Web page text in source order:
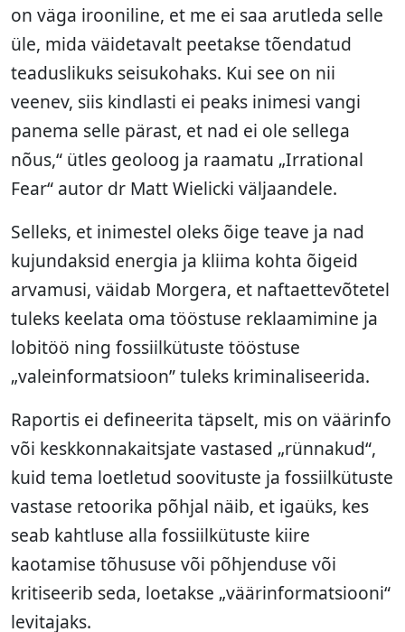
on väga irooniline, et me ei saa arutleda selle
üle, mida väidetavalt peetakse tõendatud
teaduslikuks seisukohaks. Kui see on nii
veenev, siis kindlasti ei peaks inimesi vangi
panema selle pärast, et nad ei ole sellega
nõus,“ ütles geoloog ja raamatu „Irrational
Fear“ autor dr Matt Wielicki väljaandele.
Selleks, et inimestel oleks õige teave ja nad
kujundaksid energia ja kliima kohta õigeid
arvamusi, väidab Morgera, et naftaettevõtetel
tuleks keelata oma tööstuse reklaamimine ja
lobitöö ning fossiilkütuste tööstuse
„valeinformatsioon” tuleks kriminaliseerida.
Raportis ei defineerita täpselt, mis on väärinfo
või keskkonnakaitsjate vastased „rünnakud“,
kuid tema loetletud soovituste ja fossiilkütuste
vastase retoorika põhjal näib, et igaüks, kes
seab kahtluse alla fossiilkütuste kiire
kaotamise tõhususe või põhjenduse või
kritiseerib seda, loetakse „väärinformatsiooni“
levitajaks.